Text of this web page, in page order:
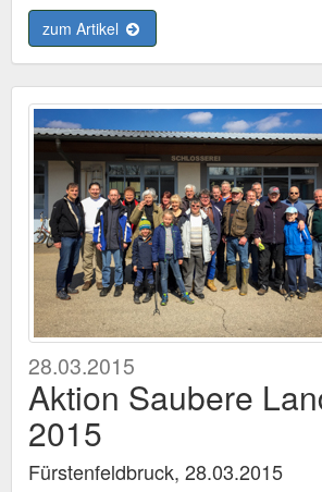
zum Artikel
28.03.2015
Aktion Saubere
2015
Fürstenfeldbruck, 28.03.2015